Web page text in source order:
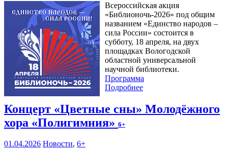
Всероссийская акция
«Библионочь-2026» под общим
названием «Единство народов –
сила России» состоится в
субботу, 18 апреля, на двух
площадках Вологодской
областной универсальной
научной библиотеки.
Программа
Подробнее
Концерт «Цветные сны» Молодёжного
хора «Полигимния» 6+
01.04.2026 Новости, 6+